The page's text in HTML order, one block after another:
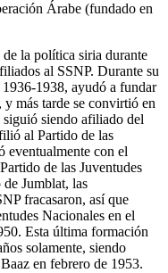
Árabe (fundado en
la política siria durante
al SSNP. Durante su
1938, ayudó a fundar
más tarde se convirtió en
siendo afiliado del
al Partido de las
eventualmente con el
de las Juventudes
Jumblat, las
fracasaron, así que
Nacionales en el
Esta última formación
solamente, siendo
en febrero de 1953.